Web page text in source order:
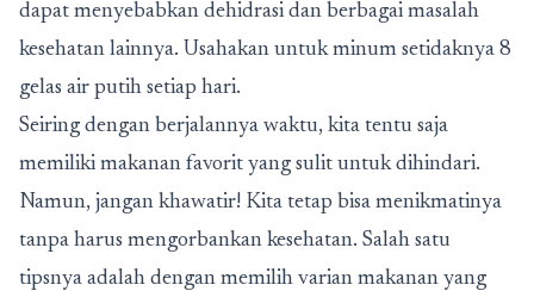
dapat menyebabkan dehidrasi dan berbagai masalah
kesehatan lainnya. Usahakan untuk minum setidaknya 8
gelas air putih setiap hari.
Seiring dengan berjalannya waktu, kita tentu saja
memiliki makanan favorit yang sulit untuk dihindari.
Namun, jangan khawatir! Kita tetap bisa menikmatinya
tanpa harus mengorbankan kesehatan. Salah satu
tipsnya adalah dengan memilih varian makanan yang